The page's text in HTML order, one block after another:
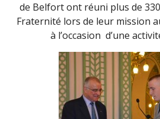
de Belfort ont réuni plus de
Fraternité lors de leur mission
à l’occasion d’une